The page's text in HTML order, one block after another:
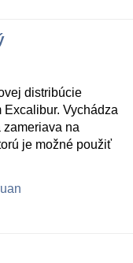
distribúcie
Excalibur. Vychádza
na
je možné použiť